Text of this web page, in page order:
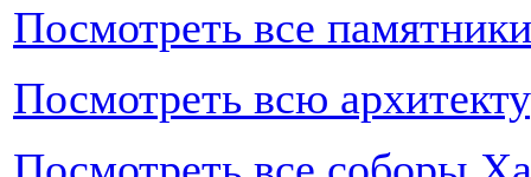
Посмотреть все
Посмотреть всю